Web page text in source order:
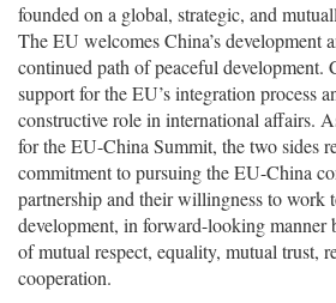
founded on a global, strategic, and
The EU welcomes China’s development
continued path of peaceful development.
support for the EU’s integration process
constructive role in international affairs.
for the EU-China Summit, the two sides
commitment to pursuing the EU-China
partnership and their willingness to work
development, in forward-looking manner
of mutual respect, equality, mutual trust,
cooperation.